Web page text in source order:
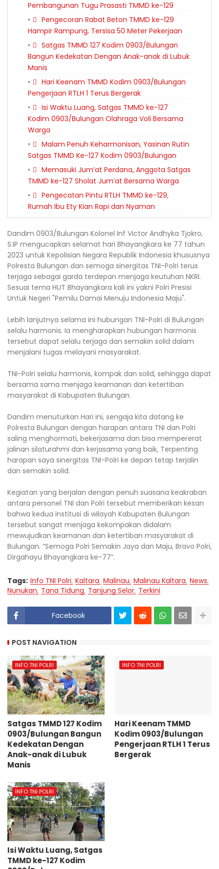
Pembangunan Tugu Prasasti TMMD ke-129
Pengecoran Rabat Beton TMMD ke-129
Hampir Rampung, Tersisa 50 Meter Pekerjaan
Satgas TMMD 127 Kodim 0903/Bulungan
Bangun Kedekatan Dengan Anak-anak di Lubuk
Manis
Hari Keenam TMMD Kodim 0903/Bulungan
Pengerjaan RTLH 1 Terus Bergerak
Isi Waktu Luang, Satgas TMMD ke-127
Kodim 0903/Bulungan Olahraga Voli Bersama
Warga
Malam Penuh Keharmonisan, Yasinan Rutin
Satgas TMMD Ke-127 Kodim 0903/Bulungan
Memasuki Jum’at Perdana, Anggota Satgas
TMMD ke-127 Sholat Jum’at Bersama Warga
Pengecatan Pintu RTLH TMMD ke-129,
Rumah Ibu Ety Kian Rapi dan Nyaman
Dandim 0903/Bulungan Kolonel Inf Victor Andhyka Tjokro,
S.IP mengucapkan selamat hari Bhayangkara ke 77 tahun
2023 untuk Kepolisian Negara Republik Indonesia khususnya
Polresta Bulungan dan semoga sinergitas TNI-Polri terus
terjaga sebagai garda terdepan menjaga keutuhan NKRI.
Sesuai tema HUT Bhayangkara kali ini yakni Polri Presisi
Untuk Negeri "Pemilu Damai Menuju Indonesia Maju".
Lebih lanjutnya selama ini hubungan TNI-Polri di Bulungan
selalu harmonis. Ia mengharapkan hubungan harmonis
tersebut dapat selalu terjaga dan semakin solid dalam
menjalani tugas melayani masyarakat.
TNI-Polri selalu harmonis, kompak dan solid, sehingga dapat
bersama sama menjaga keamanan dan ketertiban
masyarakat di Kabupaten Bulungan.
Dandim menuturkan Hari ini, sengaja kita datang ke
Polresta Bulungan dengan harapan antara TNI dan Polri
saling menghormati, bekerjasama dan bisa mempererat
jalinan silaturahmi dan kerjasama yang baik, Terpenting
harapan saya sinergitas TNI-Polri ke depan tetap terjalin
dan semakin solid.
Kegiatan yang berjalan dengan penuh suasana keakraban
antara personel TNI dan Polri tersebut memberikan kesan
bahwa kedua institusi di wilayah Kabupaten Bulungan
tersebut sangat menjaga kekompakan didalam
mewujudkan keamanan dan ketertiban masyarakat di
Bulungan. “Semoga Polri Semakin Jaya dan Maju, Bravo Polri,
Dirgahayu Bhayangkara ke-77”.
Tags: Info TNI Polri Kaltara Malinau Malinau Kaltara News
Nunukan Tana Tidung Tanjung Selor Terkini
Facebook
POST NAVIGATION
INFO TNI POLRI
Satgas TMMD 127 Kodim
0903/Bulungan Bangun
Kedekatan Dengan
Anak-anak di Lubuk
Manis
INFO TNI POLRI
Hari Keenam TMMD
Kodim 0903/Bulungan
Pengerjaan RTLH 1 Terus
Bergerak
INFO TNI POLRI
Isi Waktu Luang, Satgas
TMMD ke-127 Kodim